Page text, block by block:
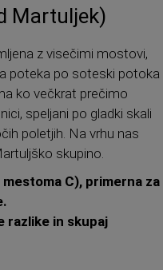
Martuljek)
z visečimi mostovi,
poteka po soteski potoka
ko večkrat prečimo
speljani po gladki skali
poletjih. Na vrhu nas
skupino.
C), primerna za
razlike in skupaj